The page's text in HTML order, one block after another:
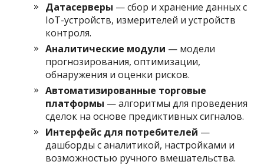
Датасерверы — сбор и хранение данных с
IoT-устройств, измерителей и устройств
контроля.
Аналитические модули — модели
прогнозирования, оптимизации,
обнаружения и оценки рисков.
Автоматизированные торговые
платформы — алгоритмы для проведения
сделок на основе предиктивных сигналов.
Интерфейс для потребителей —
дашборды с аналитикой, настройками и
возможностью ручного вмешательства.